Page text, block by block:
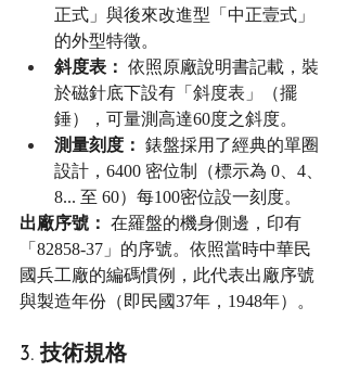
正式」與後來改進型「中正壹式」
的外型特徵。
斜度表： 依照原廠說明書記載，裝
於磁針底下設有「斜度表」（擺
錘），可量測高達60度之斜度。
測量刻度： 錶盤採用了經典的單圈
設計，6400 密位制（標示為 0、4、
8... 至 60）每100密位設一刻度。
出廠序號： 在羅盤的機身側邊，印有
「82858-37」的序號。依照當時中華民
國兵工廠的編碼慣例，此代表出廠序號
與製造年份（即民國37年，1948年）。
3. 技術規格